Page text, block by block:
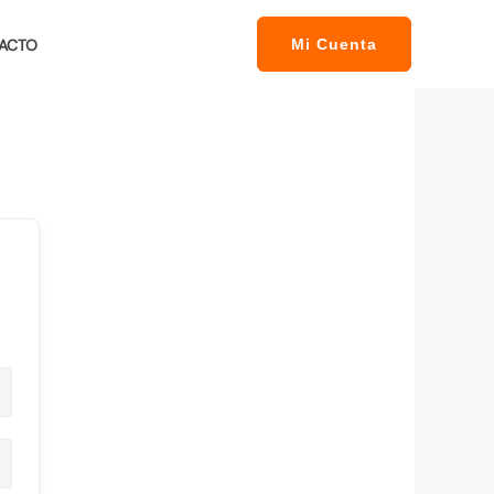
Mi Cuenta